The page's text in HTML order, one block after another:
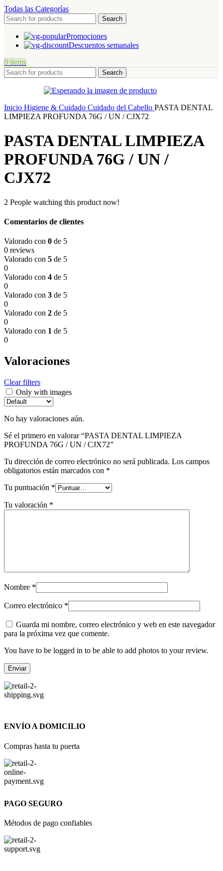
Todas las Categorías
Search
Promociones
Descuentos semanales
0 items
Search
Inicio Higiene & Cuidado Cuidado del Cabello PASTA DENTAL
LIMPIEZA PROFUNDA 76G / UN / CJX72
PASTA DENTAL LIMPIEZA
PROFUNDA 76G / UN /
CJX72
2 People watching this product now!
Comentarios de clientes
Valorado con 0 de 5
0 reviews
Valorado con 5 de 5
0
Valorado con 4 de 5
0
Valorado con 3 de 5
0
Valorado con 2 de 5
0
Valorado con 1 de 5
0
Valoraciones
Clear filters
Only with images
No hay valoraciones aún.
Sé el primero en valorar “PASTA DENTAL LIMPIEZA
PROFUNDA 76G / UN / CJX72”
Tu dirección de correo electrónico no será publicada. Los campos
obligatorios están marcados con *
Tu puntuación *
Tu valoración *
Nombre *
Correo electrónico *
Guarda mi nombre, correo electrónico y web en este navegador
para la próxima vez que comente.
You have to be logged in to be able to add photos to your review.
ENVÍO A DOMICILIO
Compras hasta tu puerta
PAGO SEGURO
Métodos de pago confiables